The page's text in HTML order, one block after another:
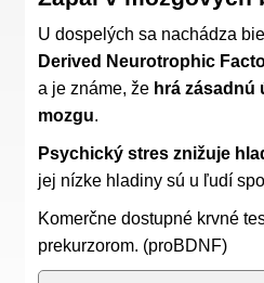
U dospelých sa nachádza
Derived Neurotrophic
a je známe, že hrá
mozgu.
Psychický stres znižuje
jej nízke hladiny sú u ľudí
Komerčne dostupné krvné
prekurzorom. (proBDNF)